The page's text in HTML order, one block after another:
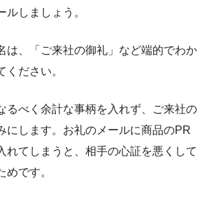
ルしましょう。
は、「ご来社の御礼」など端的でわか
ください。
るべく余計な事柄を入れず、ご来社の
にします。お礼のメールに商品のPR
れてしまうと、相手の心証を悪くして
めです。